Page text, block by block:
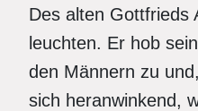
Des alten Gottfrieds
leuchten. Er hob
den Männern zu
sich heranwinkend,